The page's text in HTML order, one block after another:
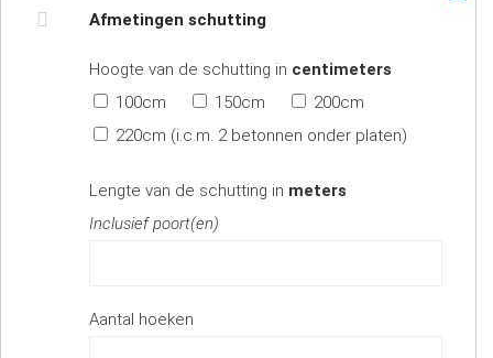
Afmetingen schutting
Hoogte van de schutting in centimeters
100cm
150cm
200cm
220cm (i.c.m. 2 betonnen onder platen)
Lengte van de schutting in meters
Inclusief poort(en)
Aantal hoeken